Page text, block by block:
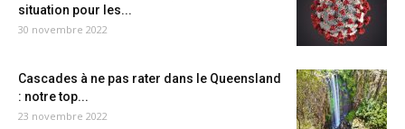
situation pour les...
30 novembre 2022
Cascades à ne pas rater dans le Queensland
: notre top...
23 novembre 2022